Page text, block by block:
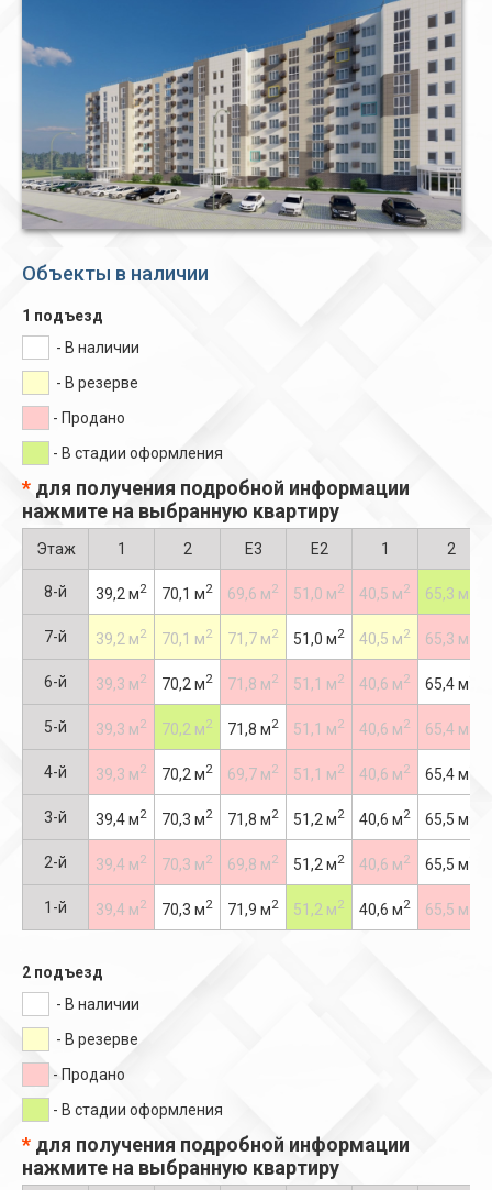
Объекты в наличии
1 подъезд
- В наличии
- В резерве
- Продано
- В стадии оформления
* для получения подробной информации
нажмите на выбранную квартиру
Этаж 1 2 Е3 Е2 1 2
8-й 39,2 м2 70,1 м2 69,6 м2 51,0 м2 40,5 м2 65,3 м
7-й 39,2 м2 70,1 м2 71,7 м2 51,0 м2 40,5 м2 65,3 м
6-й 39,3 м2 70,2 м2 71,8 м2 51,1 м2 40,6 м2 65,4 м
5-й 39,3 м2 70,2 м2 71,8 м2 51,1 м2 40,6 м2 65,4 м
4-й 39,3 м2 70,2 м2 69,7 м2 51,1 м2 40,6 м2 65,4 м
3-й 39,4 м2 70,3 м2 71,8 м2 51,2 м2 40,6 м2 65,5 м
2-й 39,4 м2 70,3 м2 69,8 м2 51,2 м2 40,6 м2 65,5 м
1-й 39,4 м2 70,3 м2 71,9 м2 51,2 м2 40,6 м2 65,5 м
2 подъезд
- В наличии
- В резерве
- Продано
- В стадии оформления
* для получения подробной информации
нажмите на выбранную квартиру